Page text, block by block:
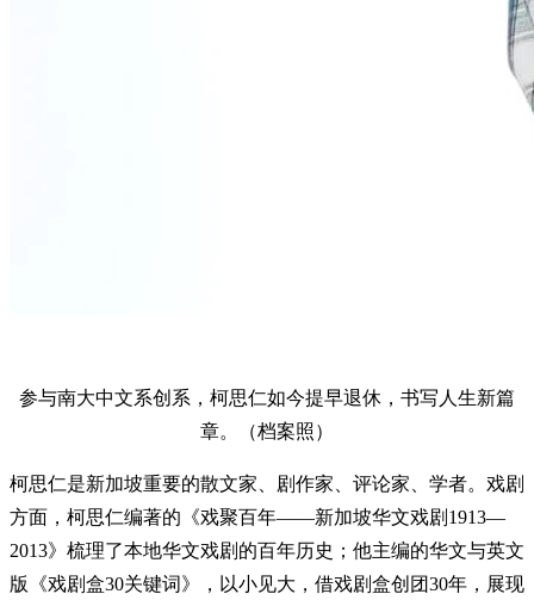
参与南大中文系创系，柯思仁如今提早退休，书写人生新篇
章。（档案照）
柯思仁是新加坡重要的散文家、剧作家、评论家、学者。戏剧
方面，柯思仁编著的《戏聚百年——新加坡华文戏剧1913—
2013》梳理了本地华文戏剧的百年历史；他主编的华文与英文
版《戏剧盒30关键词》，以小见大，借戏剧盒创团30年，展现